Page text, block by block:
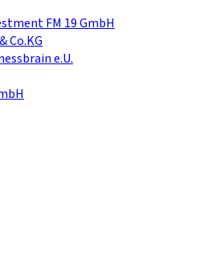
FM 19 GmbH
Co.KG
e.U.